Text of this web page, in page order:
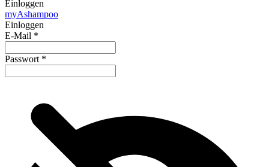
Einloggen
myAshampoo
Einloggen
E-Mail *
Passwort *